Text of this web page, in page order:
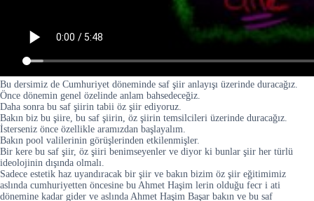
Bu dersimiz de Cumhuriyet döneminde saf şiir anlayışı üzerinde duracağız.
Önce dönemin genel özelinde anlam bahsedeceğiz.
Daha sonra bu saf şiirin tabii öz şiir ediyoruz.
Bakın biz bu şiire, bu saf şiirin, öz şiirin temsilcileri üzerinde duracağız.
İsterseniz önce özellikle aramızdan başlayalım.
Bakın pool valilerinin görüşlerinden etkilenmişler.
Bir kere bu saf şiir, öz şiiri benimseyenler ve diyor ki bunlar şiir her türlü
ideolojinin dışında olmalı.
Sadece estetik haz uyandıracak bir şiir ve bakın bizim öz şiir eğitimimiz
aslında cumhuriyetten öncesine bu Ahmet Haşim lerin olduğu fecr i ati
dönemine kadar gider ve aslında Ahmet Haşim Başar bakın ve bu saf